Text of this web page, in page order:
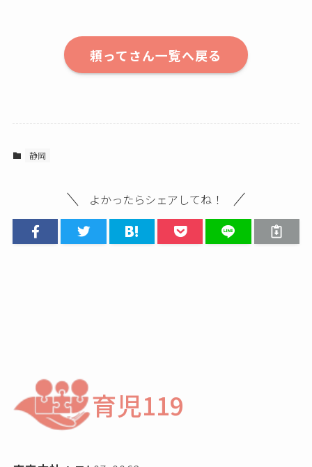
頼ってさん一覧へ戻る
静岡
よかったらシェアしてね！
育児119